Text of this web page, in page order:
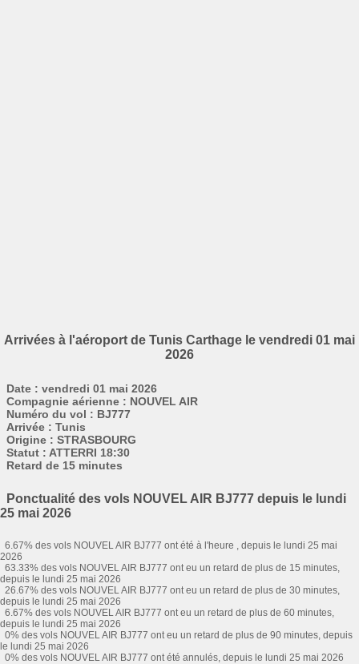
Arrivées à l'aéroport de Tunis Carthage le vendredi 01 mai
2026
Date : vendredi 01 mai 2026
Compagnie aérienne : NOUVEL AIR
Numéro du vol : BJ777
Arrivée : Tunis
Origine : STRASBOURG
Statut : ATTERRI 18:30
Retard de 15 minutes
Ponctualité des vols NOUVEL AIR BJ777 depuis le lundi
25 mai 2026
6.67% des vols NOUVEL AIR BJ777 ont été à l'heure , depuis le lundi 25 mai
2026
63.33% des vols NOUVEL AIR BJ777 ont eu un retard de plus de 15 minutes,
depuis le lundi 25 mai 2026
26.67% des vols NOUVEL AIR BJ777 ont eu un retard de plus de 30 minutes,
depuis le lundi 25 mai 2026
6.67% des vols NOUVEL AIR BJ777 ont eu un retard de plus de 60 minutes,
depuis le lundi 25 mai 2026
0% des vols NOUVEL AIR BJ777 ont eu un retard de plus de 90 minutes, depuis
le lundi 25 mai 2026
0% des vols NOUVEL AIR BJ777 ont été annulés, depuis le lundi 25 mai 2026